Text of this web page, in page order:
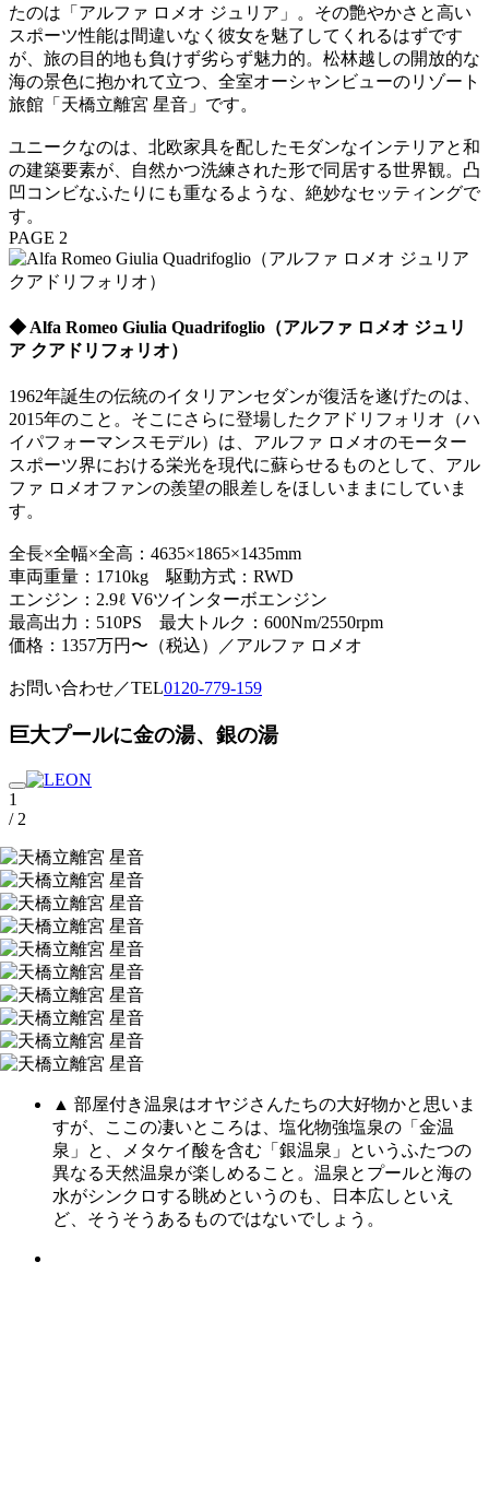
たのは「アルファ ロメオ ジュリア」。その艶やかさと高い
スポーツ性能は間違いなく彼女を魅了してくれるはずです
が、旅の目的地も負けず劣らず魅力的。松林越しの開放的な
海の景色に抱かれて立つ、全室オーシャンビューのリゾート
旅館「天橋立離宮 星音」です。
ユニークなのは、北欧家具を配したモダンなインテリアと和
の建築要素が、自然かつ洗練された形で同居する世界観。凸
凹コンビなふたりにも重なるような、絶妙なセッティングで
す。
PAGE 2
◆ Alfa Romeo Giulia Quadrifoglio（アルファ ロメオ ジュリ
ア クアドリフォリオ）
1962年誕生の伝統のイタリアンセダンが復活を遂げたのは、
2015年のこと。そこにさらに登場したクアドリフォリオ（ハ
イパフォーマンスモデル）は、アルファ ロメオのモーター
スポーツ界における栄光を現代に蘇らせるものとして、アル
ファ ロメオファンの羨望の眼差しをほしいままにしていま
す。
全長×全幅×全高：4635×1865×1435mm
車両重量：1710kg 駆動方式：RWD
エンジン：2.9ℓ V6ツインターボエンジン
最高出力：510PS 最大トルク：600Nm/2550rpm
価格：1357万円〜（税込）／アルファ ロメオ
お問い合わせ／TEL0120-779-159
巨大プールに金の湯、銀の湯
1
/ 2
▲ 部屋付き温泉はオヤジさんたちの大好物かと思いま
すが、ここの凄いところは、塩化物強塩泉の「金温
泉」と、メタケイ酸を含む「銀温泉」というふたつの
異なる天然温泉が楽しめること。温泉とプールと海の
水がシンクロする眺めというのも、日本広しといえ
ど、そうそうあるものではないでしょう。